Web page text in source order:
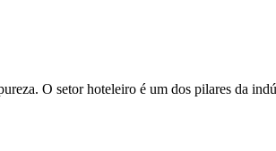
O setor hoteleiro é um dos pilares da